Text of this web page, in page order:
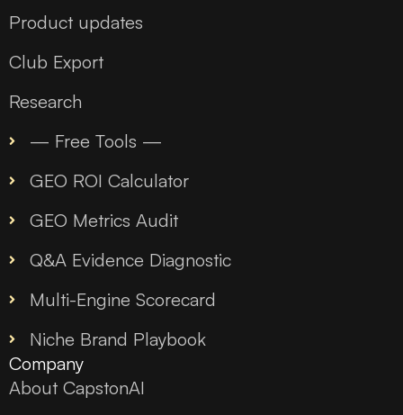
Product updates
Club Export
Research
— Free Tools —
GEO ROI Calculator
GEO Metrics Audit
Q&A Evidence Diagnostic
Multi-Engine Scorecard
Niche Brand Playbook
Company
About CapstonAI